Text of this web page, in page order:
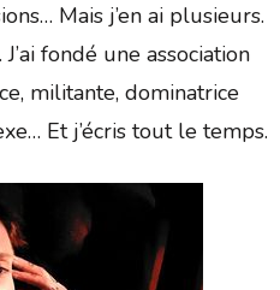
Mais j’en ai plusieurs.
fondé une association
militante, dominatrice
Et j’écris tout le temps.